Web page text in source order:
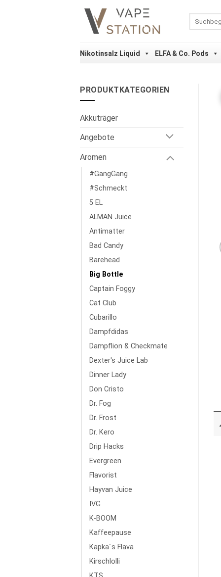
Nikotinsalz Liquid ELFA & Co. Pods
PRODUKTKATEGORIEN
Akkuträger
Angebote
Aromen
#GangGang
#Schmeckt
5 EL
ALMAN Juice
Antimatter
Bad Candy
Barehead
Big Bottle
Captain Foggy
Cat Club
Cubarillo
Dampfdidas
Dampflion & Checkmate
Dexter's Juice Lab
Dinner Lady
Don Cristo
Dr. Fog
Dr. Frost
Dr. Kero
Drip Hacks
Evergreen
Flavorist
Hayvan Juice
IVG
K-BOOM
Kaffeepause
Kapka´s Flava
Kirschlolli